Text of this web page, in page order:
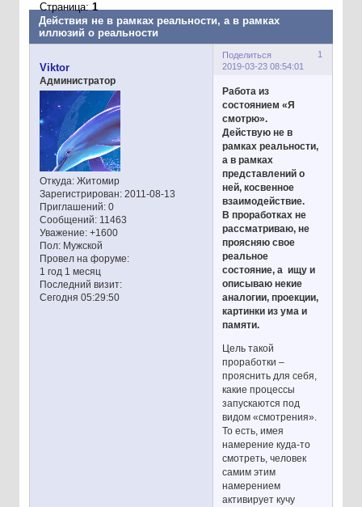
Действия не в рамках реальности, а в рамках
иллюзий о реальности
Страница:1
Поделиться
1
2019-03-23 08:54:01
Viktor
Администратор
Откуда:Житомир
Зарегистрирован: 2011-08-13
Приглашений:0
Сообщений:11463
Уважение: +1600
Пол:Мужской
Провел на форуме:
1 год 1 месяц
Последний визит:
Сегодня 05:29:50
Работа из
состоянием «Я
смотрю».
Действую не в
рамках реальности,
а в рамках
представлений о
ней, косвенное
взаимодействие.
В проработках не
рассматриваю, не
проясняю свое
реальное
состояние, а ищу и
описываю некие
аналогии, проекции,
картинки из ума и
памяти.
Цель такой
проработки –
прояснить для себя,
какие процессы
запускаются под
видом «смотрения».
То есть, имея
намерение куда-то
смотреть, человек
самим этим
намерением
активирует кучу